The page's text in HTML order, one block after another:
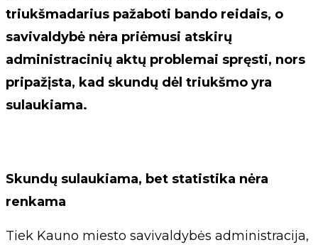
triukšmadarius pažaboti bando reidais, o
savivaldybė nėra priėmusi atskirų
administracinių aktų problemai spręsti, nors
pripažįsta, kad skundų dėl triukšmo yra
sulaukiama.
Skundų sulaukiama, bet statistika nėra
renkama
Tiek Kauno miesto savivaldybės administracija,